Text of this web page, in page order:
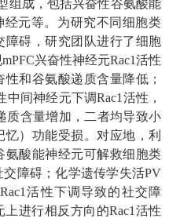
组成，包括兴奋性谷氨酸能
元等。为研究不同细胞类
障碍，研究团队进行了细胞
兴奋性神经元Rac1活性
和谷氨酸递质含量降低；
间神经元下调Rac1活性，
质含量增加，二者均导致小
）功能受损。对应地，利
氨酸能神经元可解救细胞类
障碍；化学遗传学失活PV
活性下调导致的社交障
进行相反方向的Rac1活性